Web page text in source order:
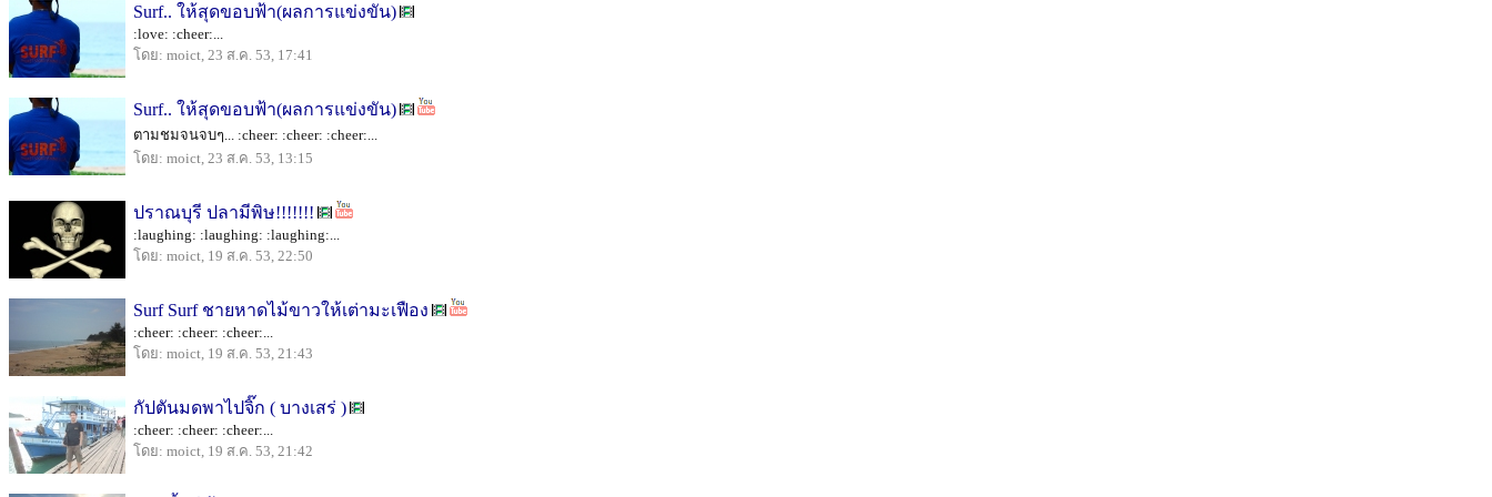
Surf.. ให้สุดขอบฟ้า(ผลการแข่งขัน)
:love: :cheer:...
โดย: moict, 23 ส.ค. 53, 17:41
Surf.. ให้สุดขอบฟ้า(ผลการแข่งขัน)
ตามชมจนจบๆ... :cheer: :cheer: :cheer:...
โดย: moict, 23 ส.ค. 53, 13:15
ปราณบุรี ปลามีพิษ!!!!!!!
:laughing: :laughing: :laughing:...
โดย: moict, 19 ส.ค. 53, 22:50
Surf Surf ชายหาดไม้ขาวให้เต่ามะเฟือง
:cheer: :cheer: :cheer:...
โดย: moict, 19 ส.ค. 53, 21:43
กัปตันมดพาไปจิ๊ก ( บางเสร่ )
:cheer: :cheer: :cheer:...
โดย: moict, 19 ส.ค. 53, 21:42